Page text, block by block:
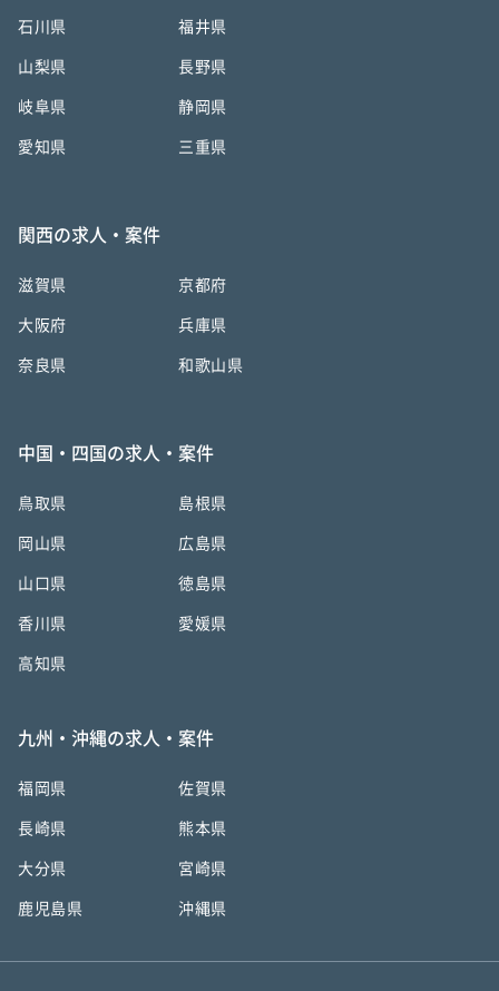
石川県 福井県
山梨県 長野県
岐阜県 静岡県
愛知県 三重県
関西の求人・案件
滋賀県 京都府
大阪府 兵庫県
奈良県 和歌山県
中国・四国の求人・案件
鳥取県 島根県
岡山県 広島県
山口県 徳島県
香川県 愛媛県
高知県
九州・沖縄の求人・案件
福岡県 佐賀県
長崎県 熊本県
大分県 宮崎県
鹿児島県 沖縄県